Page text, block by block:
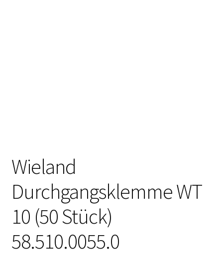
Wieland
Durchgangsklemme WT
10 (50 Stück)
58.510.0055.0